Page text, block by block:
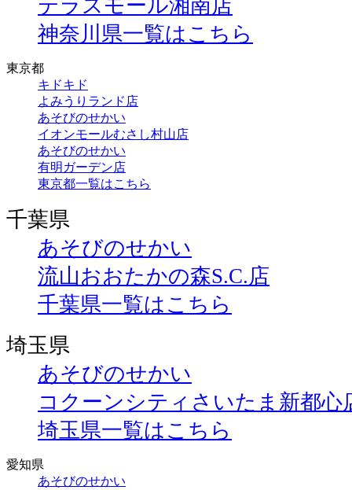
テラスモール湘南店
神奈川県一覧はこちら
東京都
キドキド
よみうりランド店
あそびのせかい
イオンモールむさし村山店
あそびのせかい
有明ガーデン店
東京都一覧はこちら
千葉県
あそびのせかい
流山おおたかの森S.C.店
千葉県一覧はこちら
埼玉県
あそびのせかい
コクーンシティさいたま新都心
埼玉県一覧はこちら
愛知県
あそびのせかい